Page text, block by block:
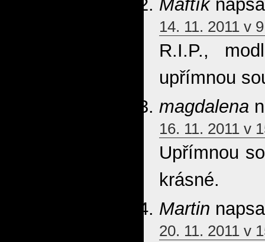
Maftík
14. 11. 2011 v
R.I.P.,
upřímnou
magdalena
16. 11. 2011 v
Upřímnou
krásné.
Martin
20. 11. 2011 v